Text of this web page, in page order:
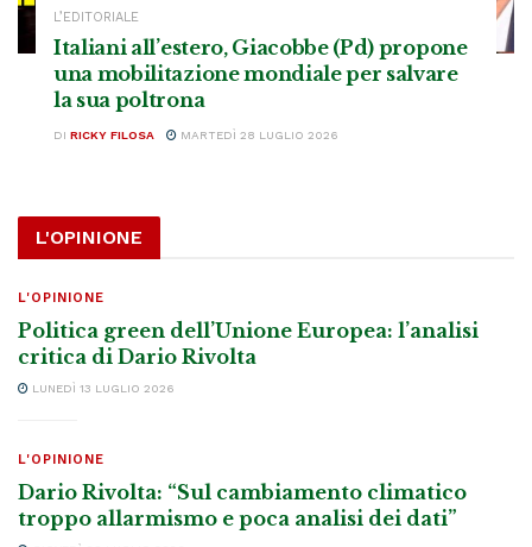
L’EDITORIALE
Italiani all’estero, Giacobbe (Pd) propone
una mobilitazione mondiale per salvare
la sua poltrona
DI RICKY FILOSA MARTEDÌ 28 LUGLIO 2026
L'OPINIONE
L'OPINIONE
Politica green dell’Unione Europea: l’analisi
critica di Dario Rivolta
LUNEDÌ 13 LUGLIO 2026
L'OPINIONE
Dario Rivolta: “Sul cambiamento climatico
troppo allarmismo e poca analisi dei dati”